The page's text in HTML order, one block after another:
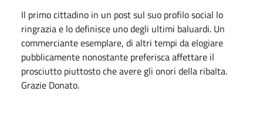
Il primo cittadino in un post sul suo profilo social lo
ringrazia e lo definisce uno degli ultimi baluardi. Un
commerciante esemplare, di altri tempi da elogiare
pubblicamente nonostante preferisca affettare il
prosciutto piuttosto che avere gli onori della ribalta.
Grazie Donato.